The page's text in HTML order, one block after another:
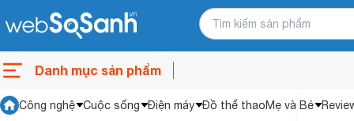
Danh mục sản phẩm
Công nghệ Cuộc sống Điện máy Đồ thể thaoMẹ và Bé